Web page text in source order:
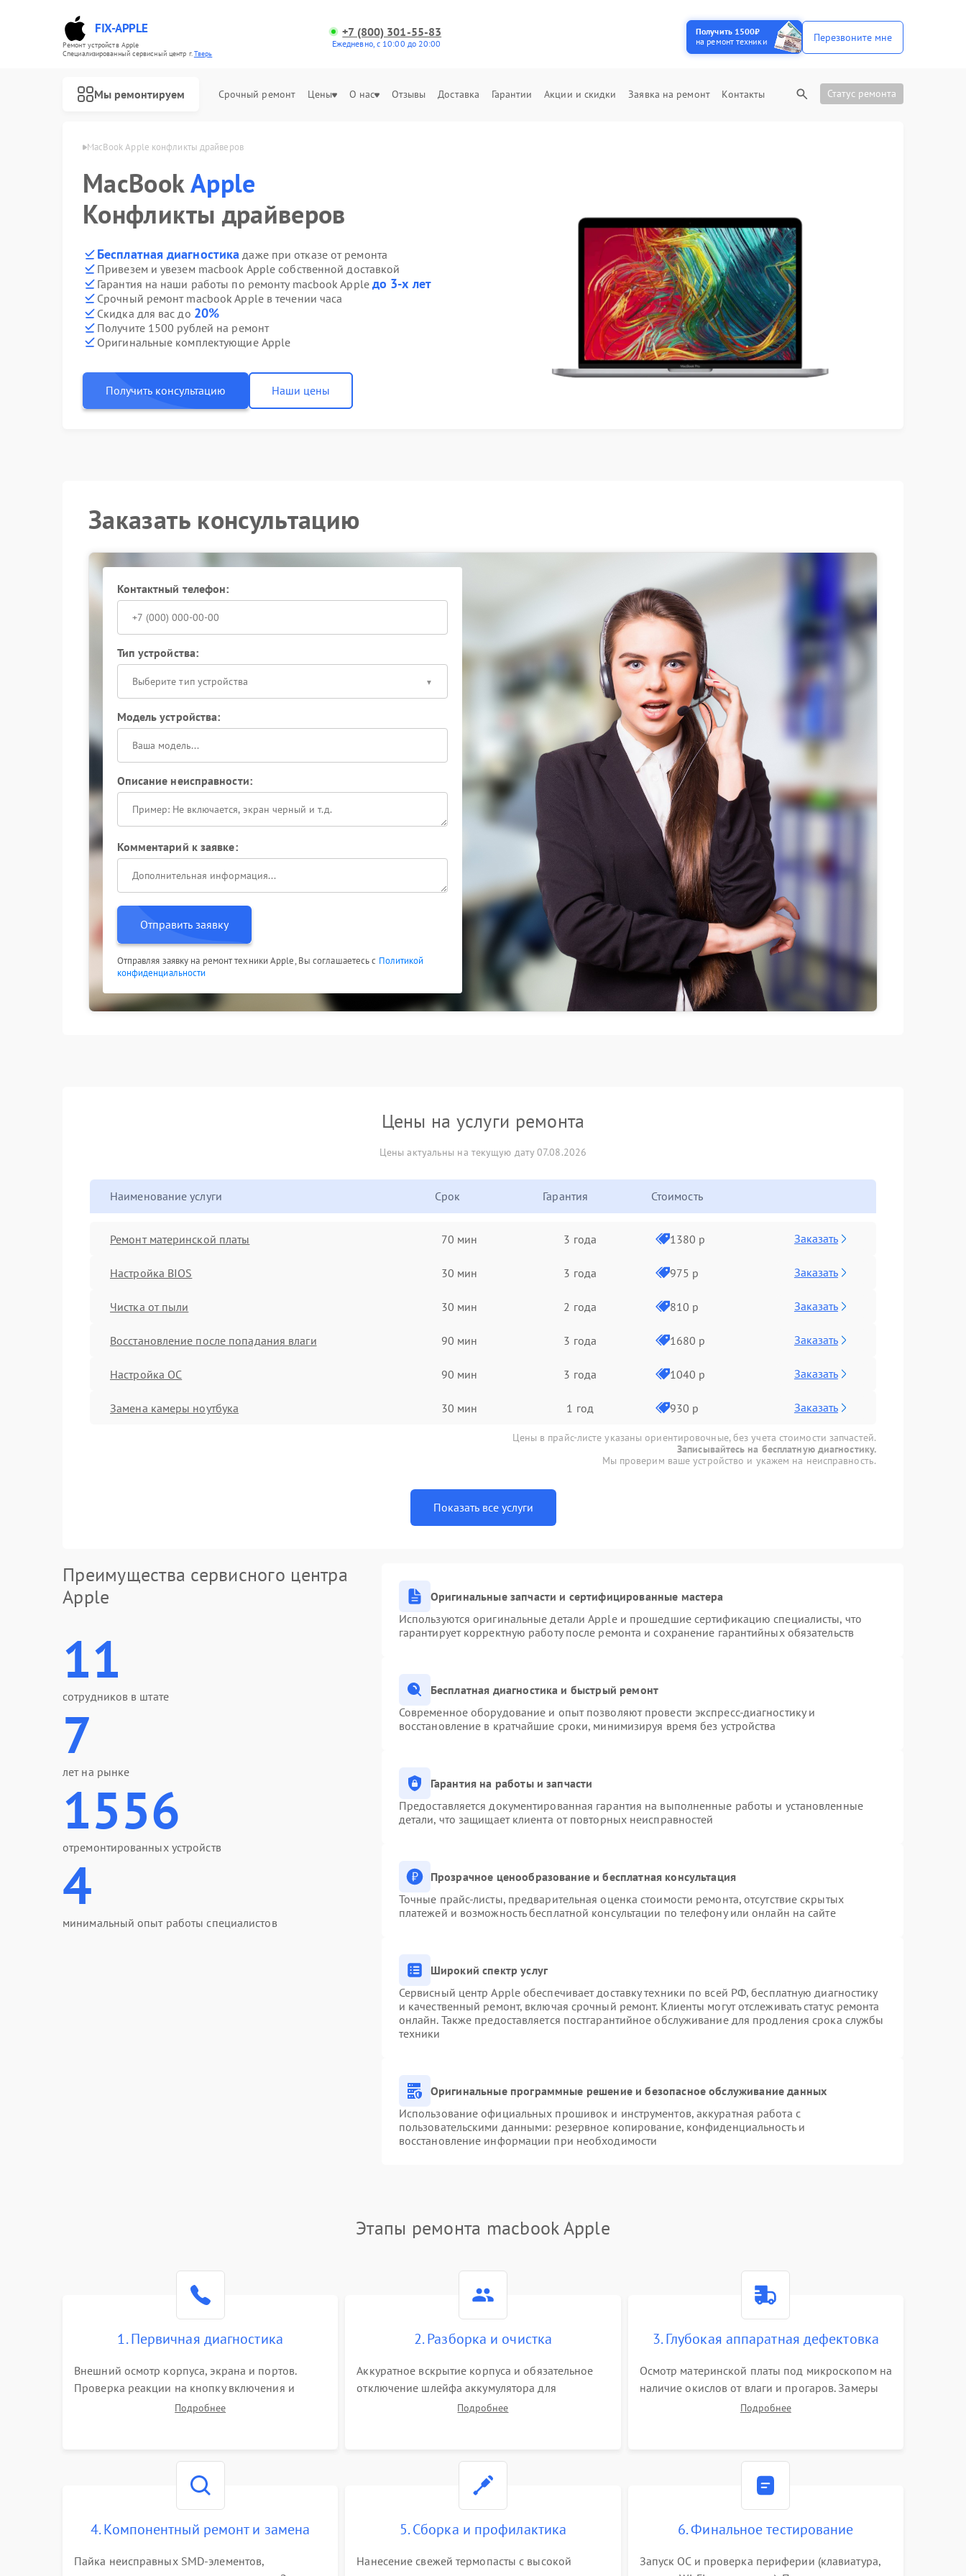
FIX-APPLE
Ремонт устройств Apple
Специализированный cервисный центр г.Тверь
+7 (800) 301-55-83
Ежедневно, с 10:00 до 20:00
Получить 1500₽
на ремонт техники
Перезвоните мне
Мы ремонтируем Срочный ремонт Цены О нас Отзывы Доставка Гарантии Акции и скидки Заявка на ремонт Контакты Статус ремонта
MacBook Apple конфликты драйверов
MacBookApple
Конфликты драйверов
Бесплатная диагностика даже при отказе от ремонта
Привезем и увезем macbook Apple собственной доставкой
Гарантия на наши работы по ремонту macbook Apple до 3-х лет
Срочный ремонт macbook Apple в течении часа
Скидка для вас до 20%
Получите 1500 рублей на ремонт
Оригинальные комплектующие Apple
Получить консультацию Наши цены
Заказать консультацию
Контактный телефон:
Тип устройства:
Выберите тип устройства
Модель устройства:
Описание неисправности:
Комментарий к заявке:
Отправить заявку
Отправляя заявку на ремонт техники Apple, Вы соглашаетесь с Политикой
конфиденциальности
Цены на услуги ремонта
Цены актуальны на текущую дату 07.08.2026
Наименование услуги Срок Гарантия Стоимость
Ремонт материнской платы 70 мин 3 года 1380 р Заказать
Настройка BIOS 30 мин 3 года 975 р Заказать
Чистка от пыли 30 мин 2 года 810 р Заказать
Восстановление после попадания влаги 90 мин 3 года 1680 р Заказать
Настройка ОС 90 мин 3 года 1040 р Заказать
Замена камеры ноутбука 30 мин 1 год 930 р Заказать
Цены в прайс-листе указаны ориентировочные, без учета стоимости запчастей.
Записывайтесь на бесплатную диагностику.
Мы проверим ваше устройство и укажем на неисправность.
Показать все услуги
Преимущества сервисного центра
Apple
11
сотрудников в штате
7
лет на рынке
1556
отремонтированных устройств
4
минимальный опыт работы специалистов
Оригинальные запчасти и сертифицированные мастера
Используются оригинальные детали Apple и прошедшие сертификацию специалисты, что
гарантирует корректную работу после ремонта и сохранение гарантийных обязательств
Бесплатная диагностика и быстрый ремонт
Современное оборудование и опыт позволяют провести экспресс-диагностику и
восстановление в кратчайшие сроки, минимизируя время без устройства
Гарантия на работы и запчасти
Предоставляется документированная гарантия на выполненные работы и установленные
детали, что защищает клиента от повторных неисправностей
Прозрачное ценообразование и бесплатная консультация
Точные прайс-листы, предварительная оценка стоимости ремонта, отсутствие скрытых
платежей и возможность бесплатной консультации по телефону или онлайн на сайте
Широкий спектр услуг
Сервисный центр Apple обеспечивает доставку техники по всей РФ, бесплатную диагностику
и качественный ремонт, включая срочный ремонт. Клиенты могут отслеживать статус ремонта
онлайн. Также предоставляется постгарантийное обслуживание для продления срока службы
техники
Оригинальные программные решение и безопасное обслуживание данных
Использование официальных прошивок и инструментов, аккуратная работа с
пользовательскими данными: резервное копирование, конфиденциальность и
восстановление информации при необходимости
Этапы ремонта macbook Apple
1. Первичная диагностика
Внешний осмотр корпуса, экрана и портов.
Проверка реакции на кнопку включения и
подключение зарядного устройства. Оценка
Подробнее
2. Разборка и очистка
Аккуратное вскрытие корпуса и обязательное
отключение шлейфа аккумулятора для
обесточивания платы. Демонтаж системы
Подробнее
3. Глубокая аппаратная дефектовка
Осмотр материнской платы под микроскопом на
наличие окислов от влаги и прогаров. Замеры
сопротивлений и дежурных напряжений.
Подробнее
4. Компонентный ремонт и замена
Пайка неисправных SMD-элементов,
5. Сборка и профилактика
Нанесение свежей термопасты с высокой
6. Финальное тестирование
Запуск ОС и проверка периферии (клавиатура,